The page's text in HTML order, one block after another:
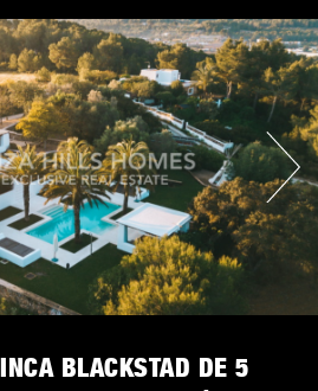
BLACKSTAD DE 5